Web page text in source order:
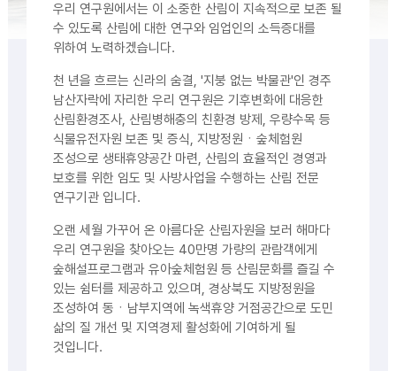
우리 연구원에서는 이 소중한 산림이 지속적으로 보존 될
수 있도록 산림에 대한 연구와 임업인의 소득증대를
위하여 노력하겠습니다.
천 년을 흐르는 신라의 숨결, '지붕 없는 박물관'인 경주
남산자락에 자리한 우리 연구원은 기후변화에 대응한
산림환경조사, 산림병해충의 친환경 방제, 우량수목 등
식물유전자원 보존 및 증식, 지방정원ㆍ숲체험원
조성으로 생태휴양공간 마련, 산림의 효율적인 경영과
보호를 위한 임도 및 사방사업을 수행하는 산림 전문
연구기관 입니다.
오랜 세월 가꾸어 온 아름다운 산림자원을 보러 해마다
우리 연구원을 찾아오는 40만명 가량의 관람객에게
숲해설프로그램과 유아숲체험원 등 산림문화를 즐길 수
있는 쉼터를 제공하고 있으며, 경상북도 지방정원을
조성하여 동ㆍ남부지역에 녹색휴양 거점공간으로 도민
삶의 질 개선 및 지역경제 활성화에 기여하게 될
것입니다.